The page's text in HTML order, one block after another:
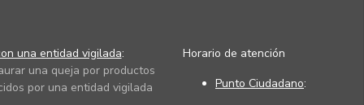
una entidad vigilada:
una queja por productos
por una entidad vigilada
Horario de atención
Punto Ciudadano: